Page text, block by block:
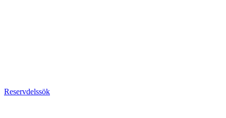
Reservdelssök